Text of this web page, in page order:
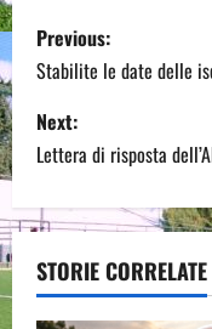
P
o
s
t
n
a
Previous:
Stabilite le date delle
Next:
Lettera di risposta
STORIE CORRELATE